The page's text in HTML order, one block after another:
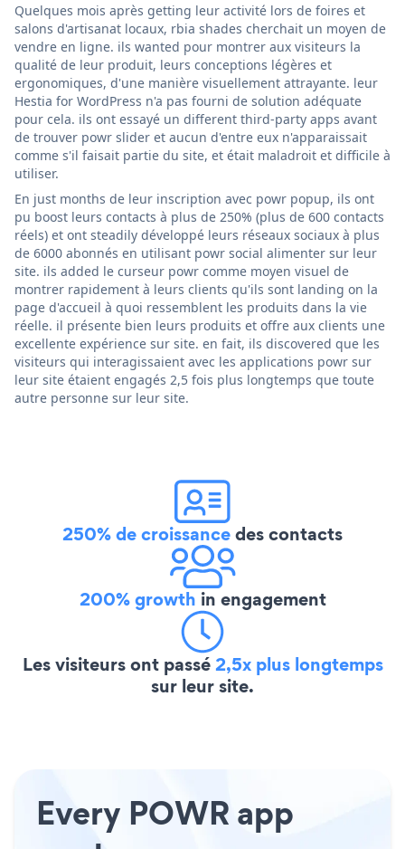
Quelques mois après getting leur activité lors de foires et
salons d'artisanat locaux, rbia shades cherchait un moyen de
vendre en ligne. ils wanted pour montrer aux visiteurs la
qualité de leur produit, leurs conceptions légères et
ergonomiques, d'une manière visuellement attrayante. leur
Hestia for WordPress n'a pas fourni de solution adéquate
pour cela. ils ont essayé un different third-party apps avant
de trouver powr slider et aucun d'entre eux n'apparaissait
comme s'il faisait partie du site, et était maladroit et difficile à
utiliser.
En just months de leur inscription avec powr popup, ils ont
pu boost leurs contacts à plus de 250% (plus de 600 contacts
réels) et ont steadily développé leurs réseaux sociaux à plus
de 6000 abonnés en utilisant powr social alimenter sur leur
site. ils added le curseur powr comme moyen visuel de
montrer rapidement à leurs clients qu'ils sont landing on la
page d'accueil à quoi ressemblent les produits dans la vie
réelle. il présente bien leurs produits et offre aux clients une
excellente expérience sur site. en fait, ils discovered que les
visiteurs qui interagissaient avec les applications powr sur
leur site étaient engagés 2,5 fois plus longtemps que toute
autre personne sur leur site.
250% de croissancedes contacts
200% growth in engagement
Les visiteurs ont passé2,5x plus longtemps
sur leur site.
Every POWR app